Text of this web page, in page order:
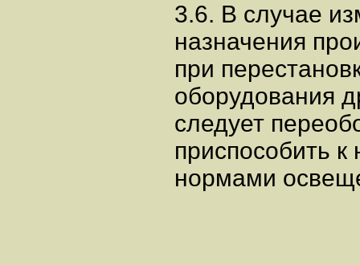
3.6. В случае
назначения
при
оборудования
следует
приспособить
нормами